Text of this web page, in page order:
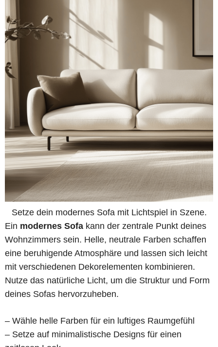
Setze dein modernes Sofa mit Lichtspiel in Szene.
Ein modernes Sofa kann der zentrale Punkt deines
Wohnzimmers sein. Helle, neutrale Farben schaffen
eine beruhigende Atmosphäre und lassen sich leicht
mit verschiedenen Dekorelementen kombinieren.
Nutze das natürliche Licht, um die Struktur und Form
deines Sofas hervorzuheben.
– Wähle helle Farben für ein luftiges Raumgefühl
– Setze auf minimalistische Designs für einen